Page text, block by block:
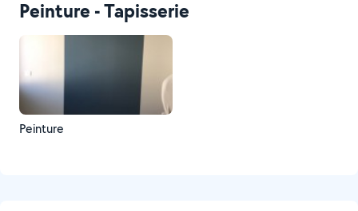
Peinture - Tapisserie
Peinture